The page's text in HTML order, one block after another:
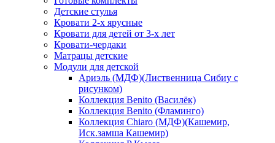
Детские стулья
Кровати 2-х ярусные
Кровати для детей от 3-х лет
Кровати-чердаки
Матрацы детские
Модули для детской
Ариэль (МДФ)(Лиственница Сибиу с
рисунком)
Коллекция Benito (Василёк)
Коллекция Benito (Фламинго)
Коллекция Chiaro (МДФ)(Кашемир,
Иск.замша Кашемир)